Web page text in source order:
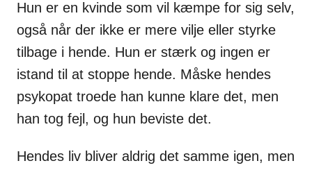
Hun er en kvinde som vil kæmpe for sig selv,
også når der ikke er mere vilje eller styrke
tilbage i hende. Hun er stærk og ingen er
istand til at stoppe hende. Måske hendes
psykopat troede han kunne klare det, men
han tog fejl, og hun beviste det.
Hendes liv bliver aldrig det samme igen, men